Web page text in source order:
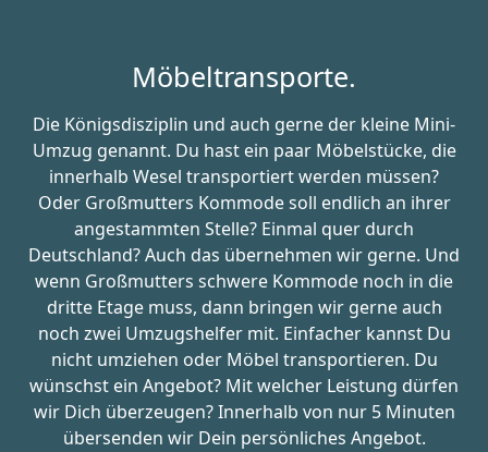
Möbeltransporte.
Die Königsdisziplin und auch gerne der kleine Mini-
Umzug genannt. Du hast ein paar Möbelstücke, die
innerhalb Wesel transportiert werden müssen?
Oder Großmutters Kommode soll endlich an ihrer
angestammten Stelle? Einmal quer durch
Deutschland? Auch das übernehmen wir gerne. Und
wenn Großmutters schwere Kommode noch in die
dritte Etage muss, dann bringen wir gerne auch
noch zwei Umzugshelfer mit. Einfacher kannst Du
nicht umziehen oder Möbel transportieren. Du
wünschst ein Angebot? Mit welcher Leistung dürfen
wir Dich überzeugen? Innerhalb von nur 5 Minuten
übersenden wir Dein persönliches Angebot.